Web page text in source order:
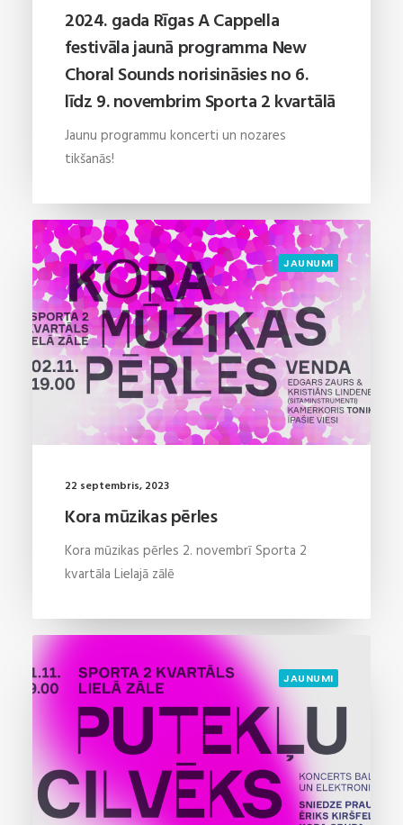
2024. gada Rīgas A Cappella
festivāla jaunā programma New
Choral Sounds norisināsies no 6.
līdz 9. novembrim Sporta 2 kvartālā
Jaunu programmu koncerti un nozares
tikšanās!
JAUNUMI
22 septembris, 2023
Kora mūzikas pērles
Kora mūzikas pērles 2. novembrī Sporta 2
kvartāla Lielajā zālē
JAUNUMI